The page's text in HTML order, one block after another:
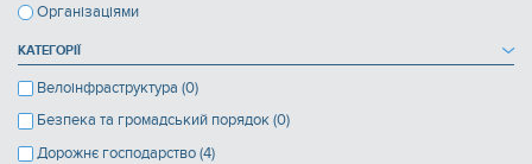
Організаціями
КАТЕГОРІЇ
Велоінфраструктура (0)
Безпека та громадський порядок (0)
Дорожнє господарство (4)